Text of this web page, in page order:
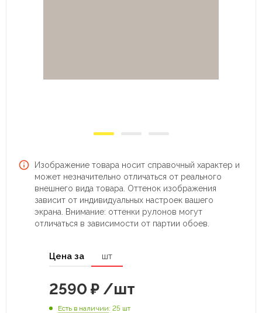
Изображение товара носит справочный характер и
может незначительно отличаться от реального
внешнего вида товара. Оттенок изображения
зависит от индивидуальных настроек вашего
экрана. Внимание: оттенки рулонов могут
отличаться в зависимости от партии обоев.
Цена за шт
2590 ₽ /шт
Есть в наличии: 25 шт